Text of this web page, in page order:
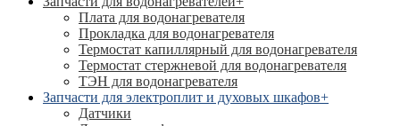
Плата для водонагревателя
Прокладка для водонагревателя
Термостат капиллярный для водонагревателя
Термостат стержневой для водонагревателя
ТЭН для водонагревателя
Запчасти для электроплит и духовых шкафов+
Датчики